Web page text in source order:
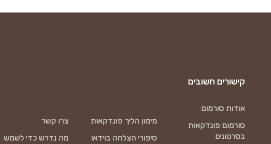
צרו קשר
מה נדרש כדי לשמש
מימון הליך פונדקאות
סיפורי הצלחה בוידאו
קישורים חשובים
אודות סורמום
סורמום פונדקאות
בסרטונים